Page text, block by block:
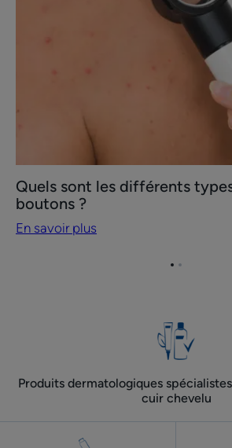
Quels sont les différents
boutons ?
En savoir plus
Aller
Aller
Produits dermatologiques
cuir chevelu